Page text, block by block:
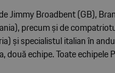
Jimmy Broadbent (GB),
precum și de
și specialistul italian în
două echipe. Toate echipele